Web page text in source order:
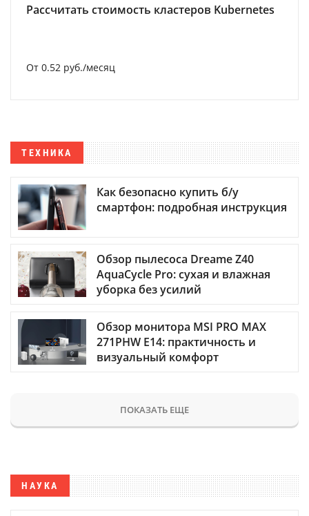
Рассчитать стоимость кластеров Kubernetes
От 0.52 руб./месяц
ТЕХНИКА
Как безопасно купить б/у
смартфон: подробная инструкция
Обзор пылесоса Dreame Z40
AquaCycle Pro: сухая и влажная
уборка без усилий
Обзор монитора MSI PRO MAX
271PHW E14: практичность и
визуальный комфорт
ПОКАЗАТЬ ЕЩЕ
НАУКА